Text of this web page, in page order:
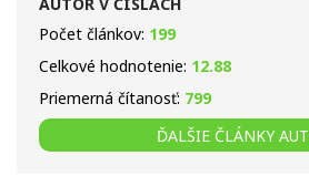
Počet článkov: 199
Celkové hodnotenie: 12.88
Priemerná čítanosť: 799
ĎALŠIE ČLÁNKY